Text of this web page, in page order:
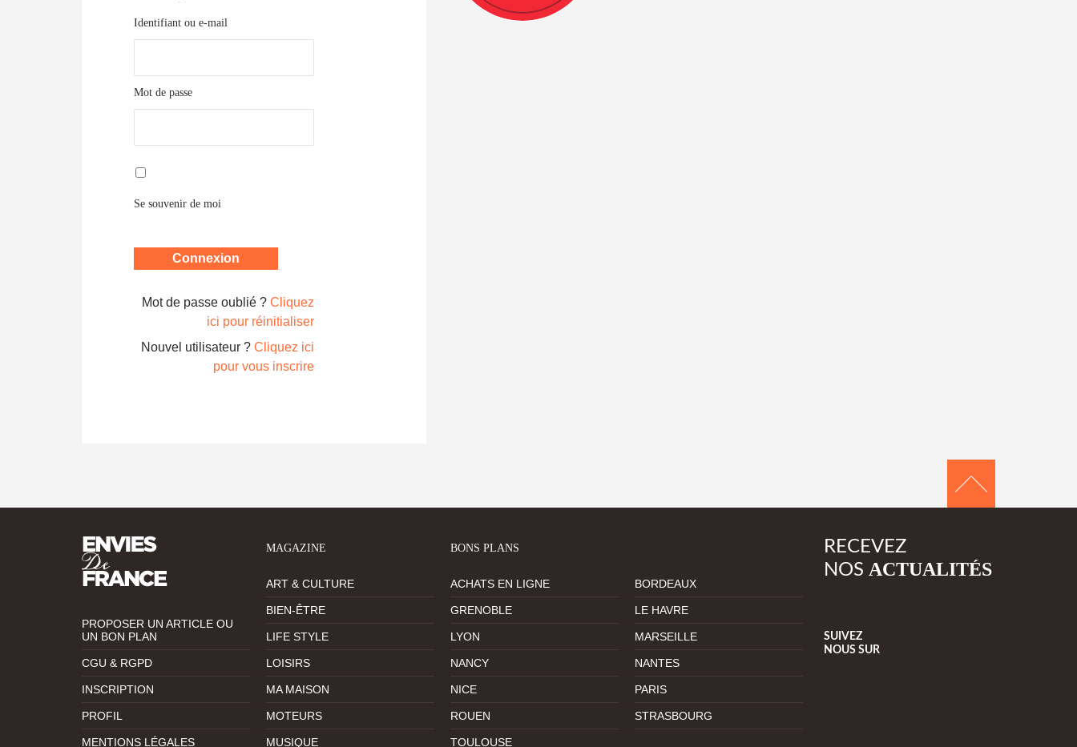
Identifiant ou e-mail
Mot de passe
Se souvenir de moi
Mot de passe oublié ? Cliquez
ici pour réinitialiser
Nouvel utilisateur ? Cliquez ici
pour vous inscrire
PROPOSER UN ARTICLE OU
UN BON PLAN
CGU & RGPD
INSCRIPTION
PROFIL
MENTIONS LÉGALES
MAGAZINE
ART & CULTURE
BIEN-ÊTRE
LIFE STYLE
LOISIRS
MA MAISON
MOTEURS
MUSIQUE
BONS PLANS
ACHATS EN LIGNE BORDEAUX
GRENOBLE LE HAVRE
LYON MARSEILLE
NANCY NANTES
NICE PARIS
ROUEN STRASBOURG
TOULOUSE
RECEVEZ
NOS ACTUALITÉS
SUIVEZ
NOUS SUR